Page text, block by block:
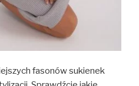
fasonów sukienek